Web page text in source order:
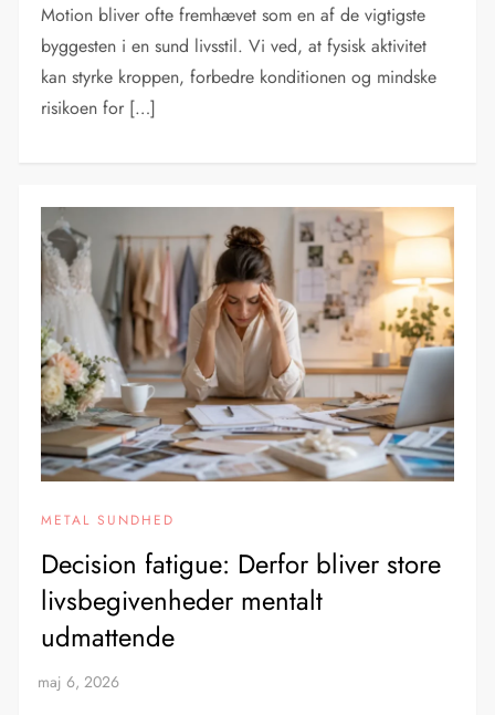
Motion bliver ofte fremhævet som en af de vigtigste
byggesten i en sund livsstil. Vi ved, at fysisk aktivitet
kan styrke kroppen, forbedre konditionen og mindske
risikoen for […]
METAL SUNDHED
Decision fatigue: Derfor bliver store
livsbegivenheder mentalt
udmattende